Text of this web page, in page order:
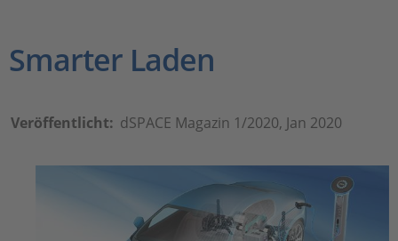
Smarter Laden
Veröffentlicht: dSPACE Magazin 1/2020, Jan 2020